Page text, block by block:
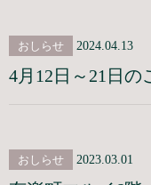
おしらせ 2024.04.13
4月12日～21日
おしらせ 2023.03.01